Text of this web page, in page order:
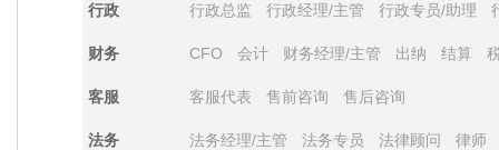
行政 行政总监 行政经理/主管 行政专员/助理
财务 CFO 会计 财务经理/主管 出纳 结算
客服 客服代表 售前咨询 售后咨询
法务 法务经理/主管 法务专员 法律顾问 律师